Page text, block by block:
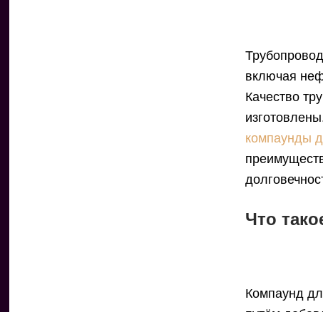
включая
Качество
компаунды
Что
Компаунд